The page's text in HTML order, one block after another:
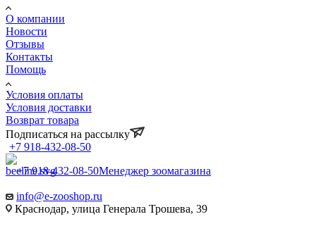
О компании
Новости
Отзывы
Контакты
Помощь
Условия оплаты
Условия доставки
Возврат товара
Подписаться на рассылку
+7 918-432-08-50
+7 918-432-08-50Менеджер зоомагазина
info@e-zooshop.ru
Краснодар, улица Генерала Трошева, 39